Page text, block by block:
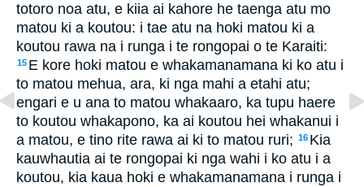
totoro noa atu, e kiia ai kahore he taenga atu mo
matou ki a koutou: i tae atu na hoki matou ki a
koutou rawa na i runga i te rongopai o te Karaiti:
15 E kore hoki matou e whakamanamana ki ko atu i
to matou mehua, ara, ki nga mahi a etahi atu;
engari e u ana to matou whakaaro, ka tupu haere
to koutou whakapono, ka ai koutou hei whakanui i
a matou, e tino rite rawa ai ki to matou ruri; 16 Kia
kauwhautia ai te rongopai ki nga wahi i ko atu i a
koutou, kia kaua hoki e whakamanamana i runga i